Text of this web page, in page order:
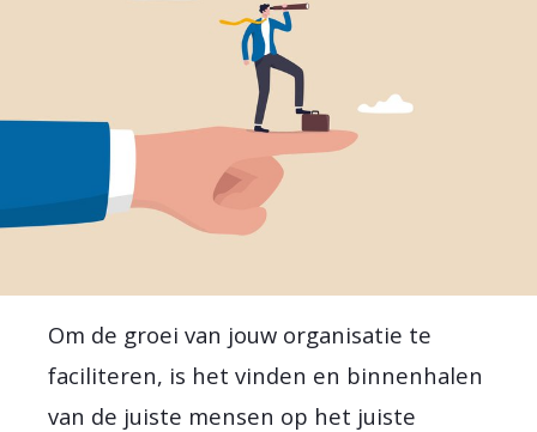
Om de groei van jouw organisatie te
faciliteren, is het vinden en binnenhalen
van de juiste mensen op het juiste